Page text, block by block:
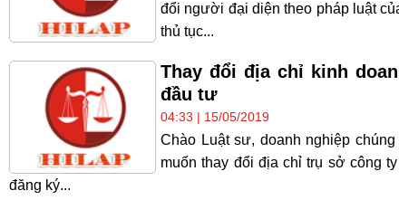
đổi người đại diện theo pháp luật
thủ tục...
Thay đổi địa chỉ kinh
đầu tư
04:33 | 15/05/2019
Chào Luật sư, doanh nghiệp
muốn thay đổi địa chỉ trụ sở công
đăng ký...